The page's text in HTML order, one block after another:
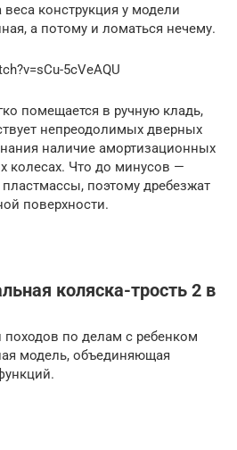
конструкция у модели
а потому и ломаться нечему.
5cVeAQU
помещается в ручную кладь,
непреодолимых дверных
наличие амортизационных
колесах. Что до минусов —
поэтому дребезжат
поверхности.
коляска-трость 2 в
походов по делам с ребенком
модель, объединяющая